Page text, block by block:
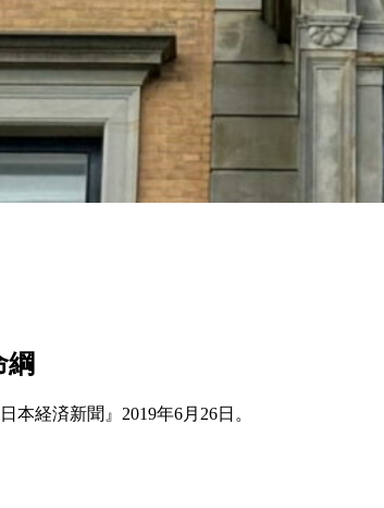
本経済新聞』2019年6月26日。